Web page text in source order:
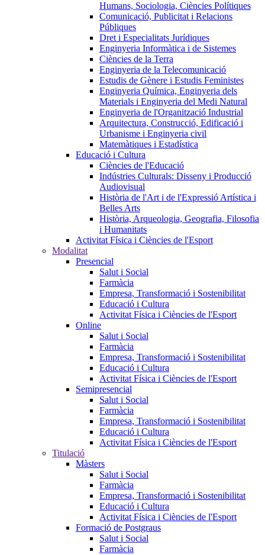
Humans, Sociologia, Ciències Polítiques
Comunicació, Publicitat i Relacions
Públiques
Dret i Especialitats Jurídiques
Enginyeria Informàtica i de Sistemes
Ciències de la Terra
Enginyeria de la Telecomunicació
Estudis de Gènere i Estudis Feministes
Enginyeria Química, Enginyeria dels
Materials i Enginyeria del Medi Natural
Enginyeria de l'Organització Industrial
Arquitectura, Construcció, Edificació i
Urbanisme i Enginyeria civil
Matemàtiques i Estadística
Educació i Cultura
Ciències de l'Educació
Indústries Culturals: Disseny i Producció
Audiovisual
Història de l'Art i de l'Expressió Artística i
Belles Arts
Història, Arqueologia, Geografia, Filosofia
i Humanitats
Activitat Física i Ciències de l'Esport
Modalitat
Presencial
Salut i Social
Farmàcia
Empresa, Transformació i Sostenibilitat
Educació i Cultura
Activitat Física i Ciències de l'Esport
Online
Salut i Social
Farmàcia
Empresa, Transformació i Sostenibilitat
Educació i Cultura
Activitat Física i Ciències de l'Esport
Semipresencial
Salut i Social
Farmàcia
Empresa, Transformació i Sostenibilitat
Educació i Cultura
Activitat Física i Ciències de l'Esport
Titulació
Màsters
Salut i Social
Farmàcia
Empresa, Transformació i Sostenibilitat
Educació i Cultura
Activitat Física i Ciències de l'Esport
Formació de Postgraus
Salut i Social
Farmàcia